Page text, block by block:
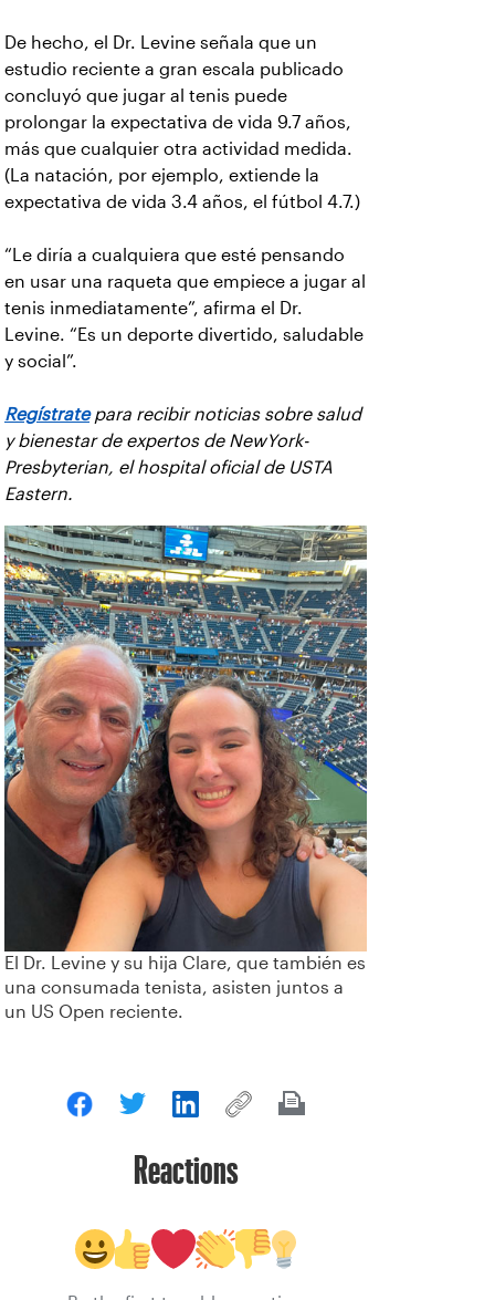
De hecho, el Dr. Levine señala que un
estudio reciente a gran escala publicado
concluyó que jugar al tenis puede
prolongar la expectativa de vida 9.7 años,
más que cualquier otra actividad medida.
(La natación, por ejemplo, extiende la
expectativa de vida 3.4 años, el fútbol 4.7.)
“Le diría a cualquiera que esté pensando
en usar una raqueta que empiece a jugar al
tenis inmediatamente”, afirma el Dr.
Levine. “Es un deporte divertido, saludable
y social”.
Regístratepara recibir noticias sobre salud
y bienestar de expertos de NewYork-
Presbyterian, el hospital oficial de USTA
Eastern.
El Dr. Levine y su hija Clare, que también es
una consumada tenista, asisten juntos a
un US Open reciente.
Reactions